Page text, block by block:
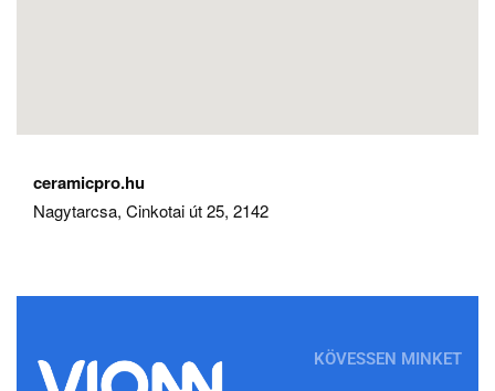
ceramicpro.hu
Nagytarcsa, Cinkotai út 25, 2142
KÖVESSEN MINKET